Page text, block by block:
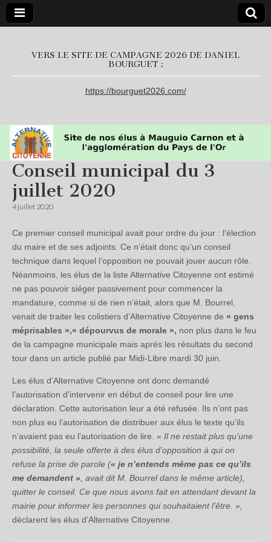
L'Alternative
Citoyenne
VERS LE SITE DE CAMPAGNE 2026 DE DANIEL
BOURGUET :
https://bourguet2026.com/
Conseil municipal du 3
juillet 2020
4 juillet 2020
Ce premier conseil municipal avait pour ordre du jour : l’élection
du maire et de ses adjoints. Ce n’était donc qu’un conseil
technique dans lequel l’opposition ne pouvait jouer aucun rôle.
Néanmoins, les élus de la liste Alternative Citoyenne ont estimé
ne pas pouvoir siéger passivement pour commencer la
mandature, comme si de rien n’était, alors que M. Bourrel,
venait de traiter les colistiers d’Alternative Citoyenne de « gens
méprisables »,« dépourvus de morale », non plus dans le feu
de la campagne municipale mais après les résultats du second
tour dans un article publié par Midi-Libre mardi 30 juin.
Les élus d’Alternative Citoyenne ont donc demandé
l’autorisation d’intervenir en début de conseil pour lire une
déclaration. Cette autorisation leur a été refusée. Ils n’ont pas
non plus eu l’autorisation de distribuer aux élus le texte qu’ils
n’avaient pas eu l’autorisation de lire. « Il ne restait plus qu’une
possibilité, la seule offerte à des élus d’opposition à qui on
refuse la prise de parole (« je n’entends même pas ce qu’ils
me demandent », avait dit M. Bourrel dans le même article),
quitter le conseil. Ce que nous avons fait en attendant devant la
mairie pour informer les personnes qui souhaitaient l’être. »,
déclarent les élus d’Alternative Citoyenne.